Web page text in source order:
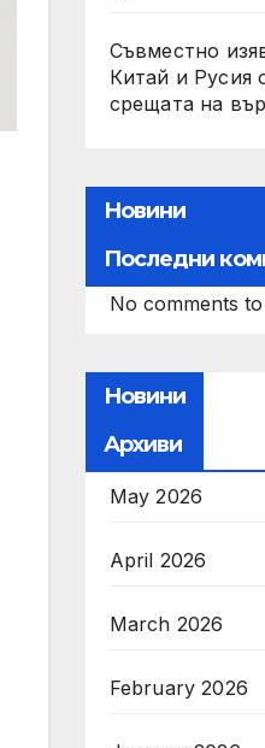
Съвместно
Китай и Русия
срещата на
Новини
Последни
No comments
Новини
Архиви
May 2026
April 2026
March 2026
February 2026